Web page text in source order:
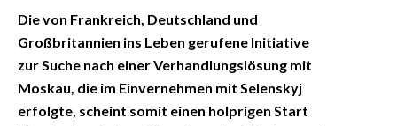
Die von Frankreich, Deutschland und
Großbritannien ins Leben gerufene Initiative
zur Suche nach einer Verhandlungslösung mit
Moskau, die im Einvernehmen mit Selenskyj
erfolgte, scheint somit einen holprigen Start